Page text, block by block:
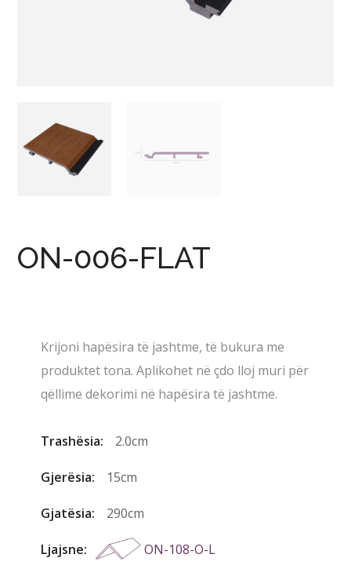
ON-006-FLAT
Krijoni hapësira të jashtme, të bukura me
produktet tona. Aplikohet në çdo lloj muri për
qëllime dekorimi në hapësira të jashtme.
Trashësia: 2.0cm
Gjerësia: 15cm
Gjatësia: 290cm
Ljajsne: ON-108-O-L